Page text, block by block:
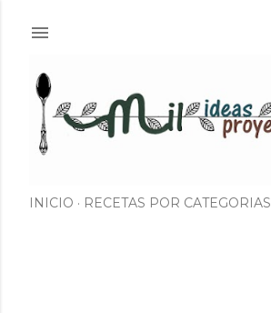
INICIO RECETAS POR CATEGORIAS